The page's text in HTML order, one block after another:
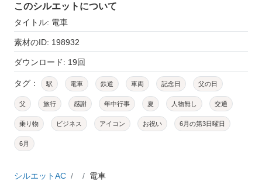
このシルエットについて
タイトル: 電車
素材のID: 198932
ダウンロード: 19回
タグ： 駅 電車 鉄道 車両 記念日 父の日
父 旅行 感謝 年中行事 夏 人物無し 交通
乗り物 ビジネス アイコン お祝い 6月の第3日曜日
6月
シルエットAC 電車